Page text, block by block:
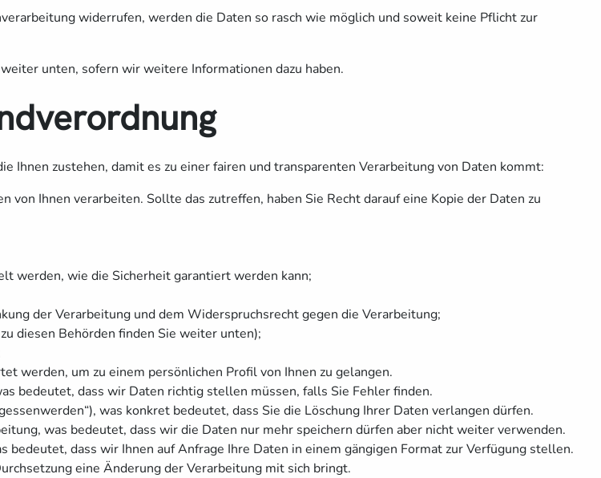
widerrufen, werden die Daten so rasch wie möglich und soweit keine Pflicht zur
unten, sofern wir weitere Informationen dazu haben.
zustehen, damit es zu einer fairen und transparenten Verarbeitung von Daten kommt:
Ihnen verarbeiten. Sollte das zutreffen, haben Sie Recht darauf eine Kopie der Daten zu
werden, wie die Sicherheit garantiert werden kann;
der Verarbeitung und dem Widerspruchsrecht gegen die Verarbeitung;
diesen Behörden finden Sie weiter unten);
werden, um zu einem persönlichen Profil von Ihnen zu gelangen.
bedeutet, dass wir Daten richtig stellen müssen, falls Sie Fehler finden.
was konkret bedeutet, dass Sie die Löschung Ihrer Daten verlangen dürfen.
was bedeutet, dass wir die Daten nur mehr speichern dürfen aber nicht weiter verwenden.
dass wir Ihnen auf Anfrage Ihre Daten in einem gängigen Format zur Verfügung stellen.
eine Änderung der Verarbeitung mit sich bringt.